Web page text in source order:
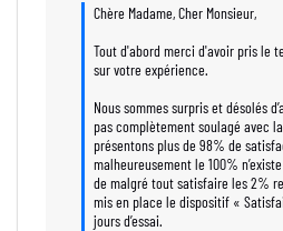
Chère Madame, Cher Monsieur,
Tout d'abord merci d'avoir pris le
sur votre expérience.
Nous sommes surpris et désolés
pas complètement soulagé avec
présentons plus de 98% de
malheureusement le 100%
de malgré tout satisfaire les 2%
mis en place le dispositif «
jours d’essai.